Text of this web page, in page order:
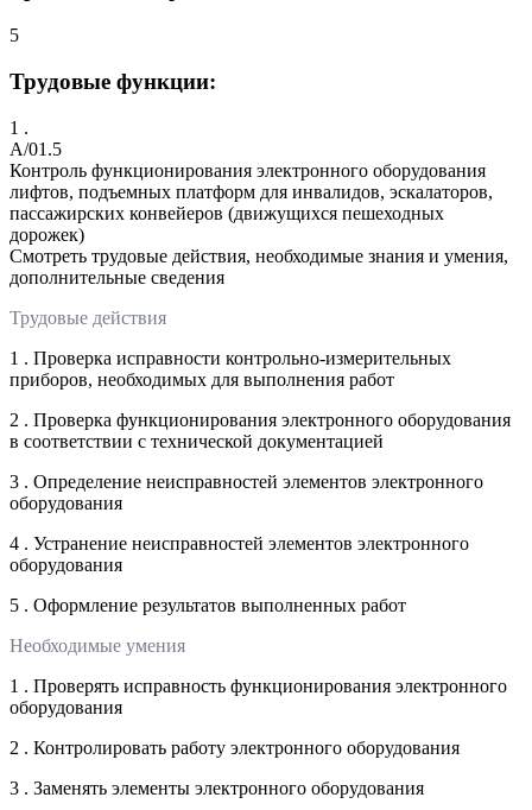
5
Трудовые функции:
1 .
A/01.5
Контроль функционирования электронного оборудования
лифтов, подъемных платформ для инвалидов, эскалаторов,
пассажирских конвейеров (движущихся пешеходных
дорожек)
Смотреть трудовые действия, необходимые знания и умения,
дополнительные сведения
Трудовые действия
1 . Проверка исправности контрольно-измерительных
приборов, необходимых для выполнения работ
2 . Проверка функционирования электронного оборудования
в соответствии с технической документацией
3 . Определение неисправностей элементов электронного
оборудования
4 . Устранение неисправностей элементов электронного
оборудования
5 . Оформление результатов выполненных работ
Необходимые умения
1 . Проверять исправность функционирования электронного
оборудования
2 . Контролировать работу электронного оборудования
3 . Заменять элементы электронного оборудования